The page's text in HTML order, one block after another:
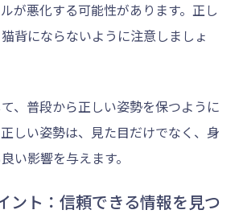
が悪化する可能性があります。正し
背にならないように注意しましょ
、普段から正しい姿勢を保つように
しい姿勢は、見た目だけでなく、身
い影響を与えます。
ント：信頼できる情報を見つ